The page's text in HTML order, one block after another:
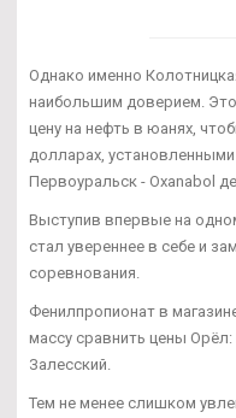
Однако именно
наибольшим доверием.
цену на нефть в юанях,
долларах,
Первоуральск - Oxanabol
Выступив впервые на
стал увереннее в себе и
соревнования.
Фенилпропионат в
массу сравнить цены
Залесский.
Тем не менее слишком